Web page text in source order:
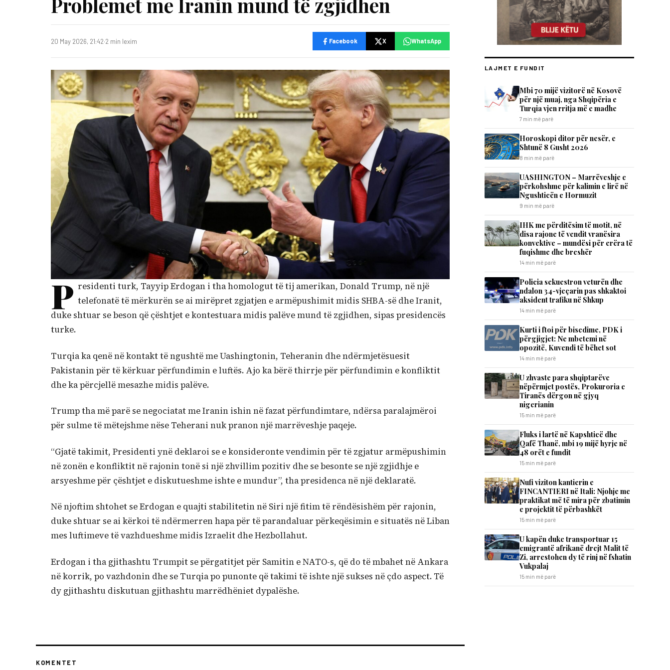
20 May 2026, 21:42·2 min lexim Facebook X WhatsApp
P residenti turk, Tayyip Erdogan i tha homologut të tij amerikan, Donald Trump, në një
telefonatë të mërkurën se ai mirëpret zgjatjen e armëpushimit midis SHBA-së dhe Iranit,
duke shtuar se beson që çështjet e kontestuara midis palëve mund të zgjidhen, sipas presidencës
turke.
Turqia ka qenë në kontakt të ngushtë me Uashingtonin, Teheranin dhe ndërmjetësuesit
Pakistanin për të kërkuar përfundimin e luftës. Ajo ka bërë thirrje për përfundimin e konfliktit
dhe ka përcjellë mesazhe midis palëve.
Trump tha më parë se negociatat me Iranin ishin në fazat përfundimtare, ndërsa paralajmëroi
për sulme të mëtejshme nëse Teherani nuk pranon një marrëveshje paqeje.
“Gjatë takimit, Presidenti ynë deklaroi se e konsideronte vendimin për të zgjatur armëpushimin
në zonën e konfliktit në rajonin tonë si një zhvillim pozitiv dhe se besonte se një zgjidhje e
arsyeshme për çështjet e diskutueshme ishte e mundur”, tha presidenca në një deklaratë.
Në njoftim shtohet se Erdogan e quajti stabilitetin në Siri një fitim të rëndësishëm për rajonin,
duke shtuar se ai kërkoi të ndërmerren hapa për të parandaluar përkeqësimin e situatës në Liban
mes luftimeve të vazhdueshme midis Izraelit dhe Hezbollahut.
Erdogan i tha gjithashtu Trumpit se përgatitjet për Samitin e NATO-s, që do të mbahet në Ankara
në korrik, po vazhdonin dhe se Turqia po punonte që takimi të ishte një sukses në çdo aspect. Të
dy gjithashtu diskutuan gjithashtu marrëdhëniet dypalëshe.
KOMENTET
LAJMET E FUNDIT
Mbi 70 mijë vizitorë në Kosovë
për një muaj, nga Shqipëria e
Turqia vjen rritja më e madhe
7 min më parë
Horoskopi ditor për nesër, e
Shtunë 8 Gusht 2026
8 min më parë
UASHINGTON – Marrëveshje e
përkohshme për kalimin e lirë në
Ngushticën e Hormuzit
9 min më parë
IHK me përditësim të motit, në
disa rajone të vendit vranësira
konvektive – mundësi për erëra të
fuqishme dhe breshër
14 min më parë
Policia sekuestron veturën dhe
ndalon 34-vjeçarin pas shkaktoi
aksident trafiku në Shkup
14 min më parë
​Kurti i ftoi për bisedime, PDK i
përgjigjet: Ne mbetemi në
opozitë, Kuvendi të bëhet sot
14 min më parë
U zhvaste para shqiptarëve
nëpërmjet postës, Prokuroria e
Tiranës dërgon në gjyq
nigerianin
15 min më parë
Fluks i lartë në Kapshticë dhe
Qafë Thanë, mbi 19 mijë hyrje në
48 orët e fundit
15 min më parë
Nufi viziton kantierin e
FINCANTIERI në Itali: Njohje me
praktikat më të mira për zbatimin
e projektit të përbashkët
15 min më parë
U kapën duke transportuar 15
emigrantë afrikanë drejt Malit të
Zi, arrestohen dy të rinj në fshatin
Vukpalaj
15 min më parë